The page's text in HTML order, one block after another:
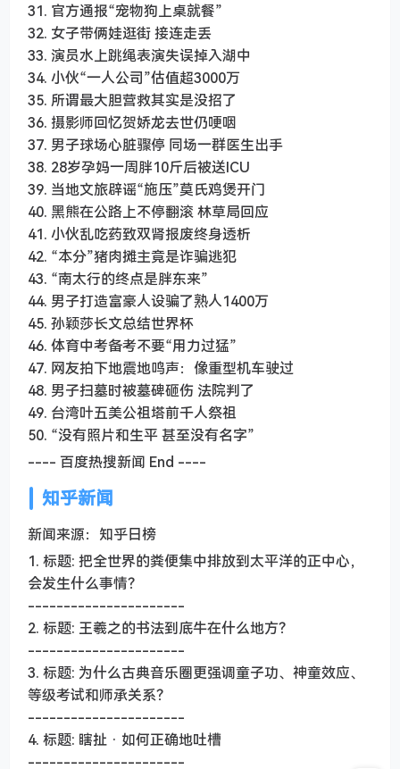
31. 官方通报“宠物狗上桌就餐”
32. 女子带俩娃逛街 接连走丢
33. 演员水上跳绳表演失误掉入湖中
34. 小伙“一人公司”估值超3000万
35. 所谓最大胆营救其实是没招了
36. 摄影师回忆贺娇龙去世仍哽咽
37. 男子球场心脏骤停 同场一群医生出手
38. 28岁孕妈一周胖10斤后被送ICU
39. 当地文旅辟谣“施压”莫氏鸡煲开门
40. 黑熊在公路上不停翻滚 林草局回应
41. 小伙乱吃药致双肾报废终身透析
42. “本分”猪肉摊主竟是诈骗逃犯
43. “南太行的终点是胖东来”
44. 男子打造富豪人设骗了熟人1400万
45. 孙颖莎长文总结世界杯
46. 体育中考备考不要“用力过猛”
47. 网友拍下地震地鸣声：像重型机车驶过
48. 男子扫墓时被墓碑砸伤 法院判了
49. 台湾叶五美公祖塔前千人祭祖
50. “没有照片和生平 甚至没有名字”
---- 百度热搜新闻 End ----
知乎新闻
新闻来源：知乎日榜
1. 标题: 把全世界的粪便集中排放到太平洋的正中心，
会发生什么事情？
----------------------
2. 标题: 王羲之的书法到底牛在什么地方？
----------------------
3. 标题: 为什么古典音乐圈更强调童子功、神童效应、
等级考试和师承关系？
----------------------
4. 标题: 瞎扯 · 如何正确地吐槽
----------------------